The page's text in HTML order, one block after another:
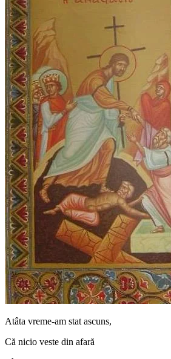
Atâta vreme-am stat ascuns,
Că nicio veste din afară